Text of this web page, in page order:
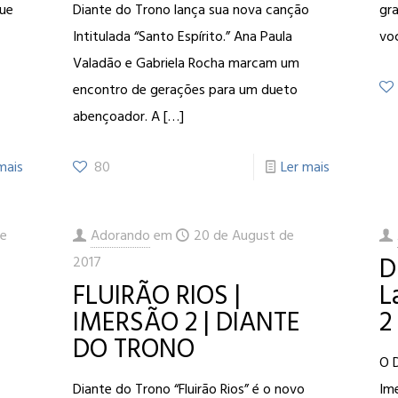
Diante do Trono lança sua nova canção
Intitulada “Santo Espírito.” Ana Paula
Valadão e Gabriela Rocha marcam um
encontro de gerações para um dueto
abençoador. A[…]
80 Ler mais
Adorandoem
20 de August de
2017
FLUIRÃO RIOS |
IMERSÃO 2 | DIANTE
DO TRONO
Diante do Trono “Fluirão Rios” é o novo
2
O